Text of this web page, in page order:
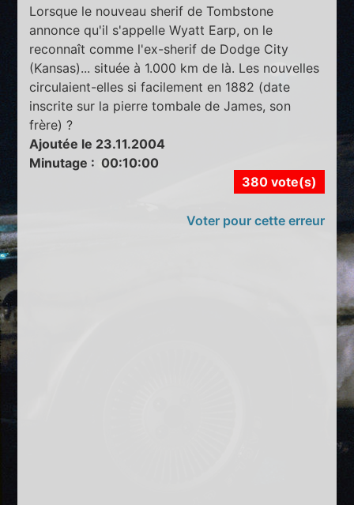
Lorsque le nouveau sherif de Tombstone
annonce qu'il s'appelle Wyatt Earp, on le
reconnaît comme l'ex-sherif de Dodge City
(Kansas)... située à 1.000 km de là. Les nouvelles
circulaient-elles si facilement en 1882 (date
inscrite sur la pierre tombale de James, son
frère) ?
Ajoutée le 23.11.2004
Minutage : 00:10:00
380 vote(s)
Voter pour cette erreur